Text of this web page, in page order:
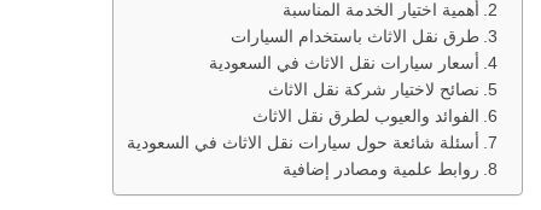
أهمية اختيار الخدمة المناسبة
طرق نقل الاثاث باستخدام السيارات
أسعار سيارات نقل الاثاث في السعودية
نصائح لاختيار شركة نقل الاثاث
الفوائد والعيوب لطرق نقل الاثاث
أسئلة شائعة حول سيارات نقل الاثاث في السعودية
روابط علمية ومصادر إضافية